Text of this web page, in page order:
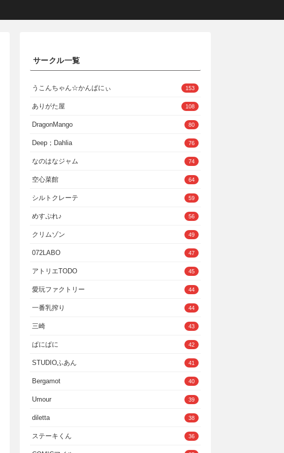
サークル一覧
うこんちゃん☆かんぱにぃ 153
ありがた屋 108
DragonMango 80
Deep；Dahlia 76
なのはなジャム 74
空心菜館 64
シルトクレーテ 59
めすぷれ♪ 56
クリムゾン 49
072LABO 47
アトリエTODO 45
愛玩ファクトリー 44
一番乳搾り 44
三崎 43
ぱにぱに 42
STUDIOふあん 41
Bergamot 40
Umour 39
diletta 38
ステーキくん 36